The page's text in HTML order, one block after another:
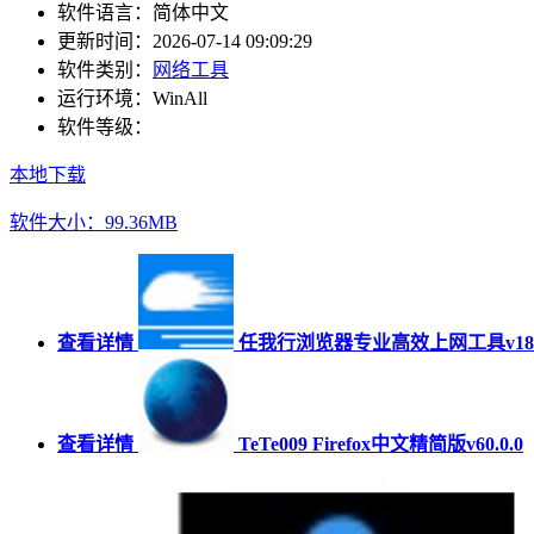
软件语言： 简体中文
更新时间： 2026-07-14 09:09:29
软件类别：
网络工具
运行环境： WinAll
软件等级：
本地下载
软件大小：99.36MB
查看详情 任我行浏览器专业高效上网工具
查看详情 TeTe009 Firefox中文精简版v60.0.0